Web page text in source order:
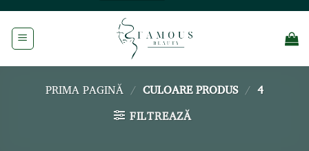
content
PRIMA PAGINĂ / CULOARE PRODUS / 4
FILTREAZĂ